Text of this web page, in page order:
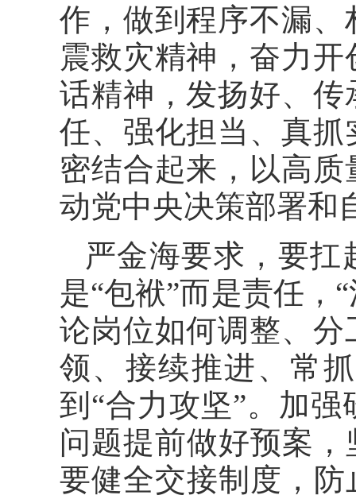
作，做到程序不漏
震救灾精神，奋力
话精神，发扬好、
任、强化担当、真
密结合起来，以高
动党中央决策部署和
严金海要求，要扛
是“包袱”而是责任，
论岗位如何调整、
领、接续推进、常
到“合力攻坚”。加
问题提前做好预案
要健全交接制度，